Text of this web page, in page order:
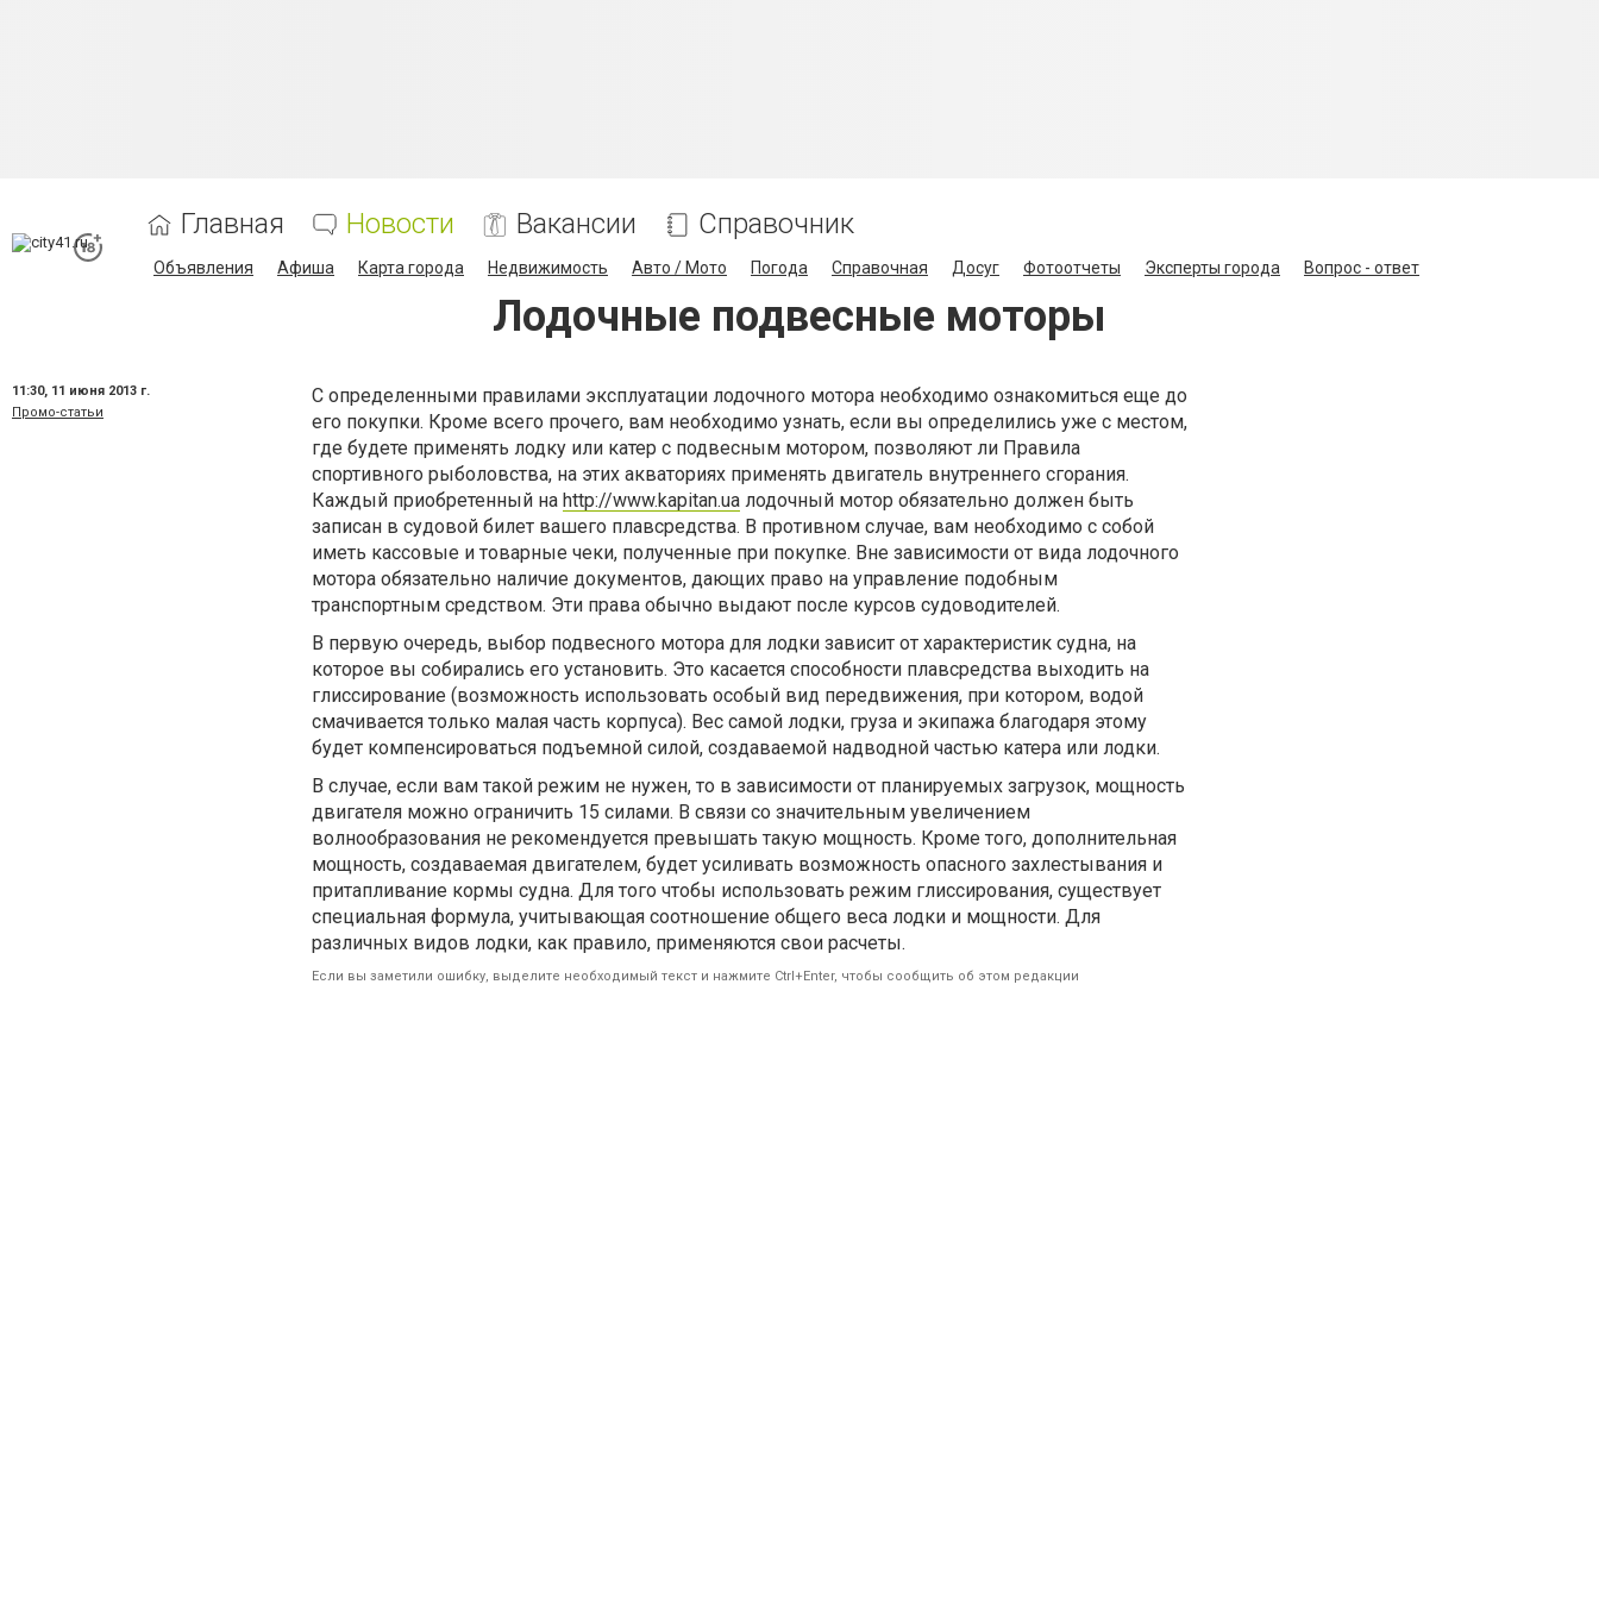
Главная Новости Вакансии Справочник
Объявления Афиша Карта города Недвижимость Авто / Мото Погода Справочная Досуг Фотоотчеты Эксперты города Вопрос - ответ
Лодочные подвесные моторы
11:30, 11 июня 2013 г.
Промо-статьи
С определенными правилами эксплуатации лодочного мотора необходимо ознакомиться еще до
его покупки. Кроме всего прочего, вам необходимо узнать, если вы определились уже с местом,
где будете применять лодку или катер с подвесным мотором, позволяют ли Правила
спортивного рыболовства, на этих акваториях применять двигатель внутреннего сгорания.
Каждый приобретенный на http://www.kapitan.ua лодочный мотор обязательно должен быть
записан в судовой билет вашего плавсредства. В противном случае, вам необходимо с собой
иметь кассовые и товарные чеки, полученные при покупке. Вне зависимости от вида лодочного
мотора обязательно наличие документов, дающих право на управление подобным
транспортным средством. Эти права обычно выдают после курсов судоводителей.
В первую очередь, выбор подвесного мотора для лодки зависит от характеристик судна, на
которое вы собирались его установить. Это касается способности плавсредства выходить на
глиссирование (возможность использовать особый вид передвижения, при котором, водой
смачивается только малая часть корпуса). Вес самой лодки, груза и экипажа благодаря этому
будет компенсироваться подъемной силой, создаваемой надводной частью катера или лодки.
В случае, если вам такой режим не нужен, то в зависимости от планируемых загрузок, мощность
двигателя можно ограничить 15 силами. В связи со значительным увеличением
волнообразования не рекомендуется превышать такую мощность. Кроме того, дополнительная
мощность, создаваемая двигателем, будет усиливать возможность опасного захлестывания и
притапливание кормы судна. Для того чтобы использовать режим глиссирования, существует
специальная формула, учитывающая соотношение общего веса лодки и мощности. Для
различных видов лодки, как правило, применяются свои расчеты.
Если вы заметили ошибку, выделите необходимый текст и нажмите Ctrl+Enter, чтобы сообщить об этом редакции